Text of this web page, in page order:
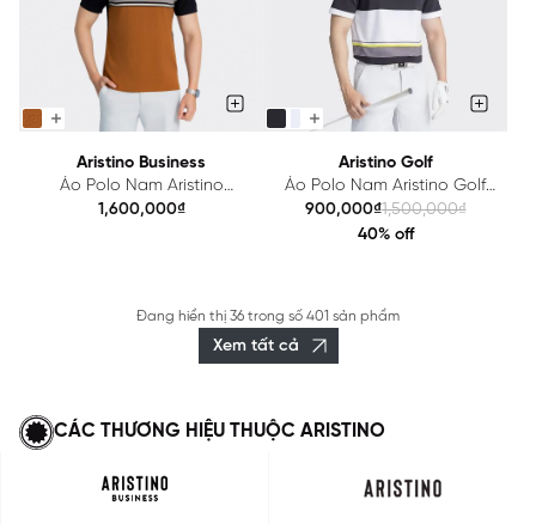
Aristino Business
Áo Polo Nam Aristino
Business Cotton 1PS001AZ
1,600,000₫
Aristino Golf
Áo Polo Nam Aristino Golf
APSG01AZ
900,000₫1,500,000₫
40% off
Đang hiển thị 36 trong số 401 sản phẩm
Xem tất cả
CÁC THƯƠNG HIỆU THUỘC ARISTINO